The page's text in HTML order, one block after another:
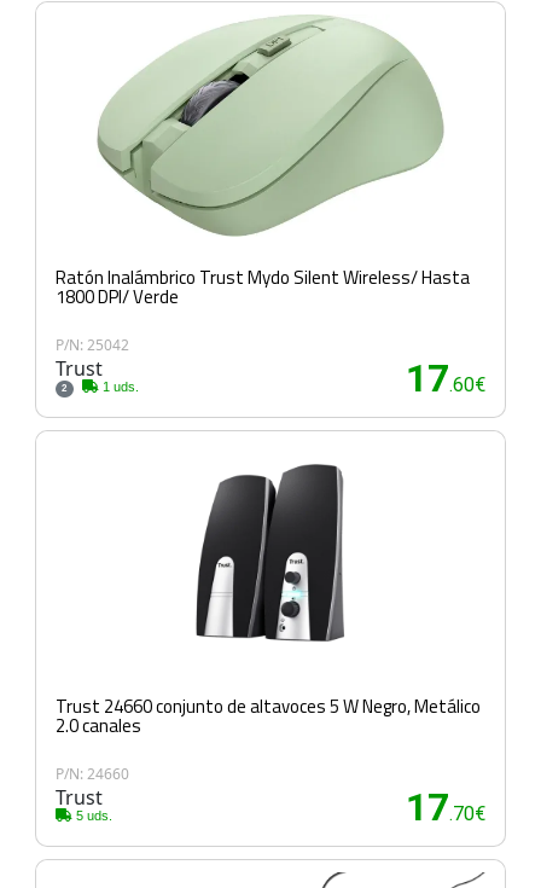
Ratón Inalámbrico Trust Mydo Silent Wireless/ Hasta
1800 DPI/ Verde
P/N: 25042
Trust
2 1 uds. 17.60€
Trust 24660 conjunto de altavoces 5 W Negro, Metálico
2.0 canales
P/N: 24660
Trust
5 uds. 17.70€